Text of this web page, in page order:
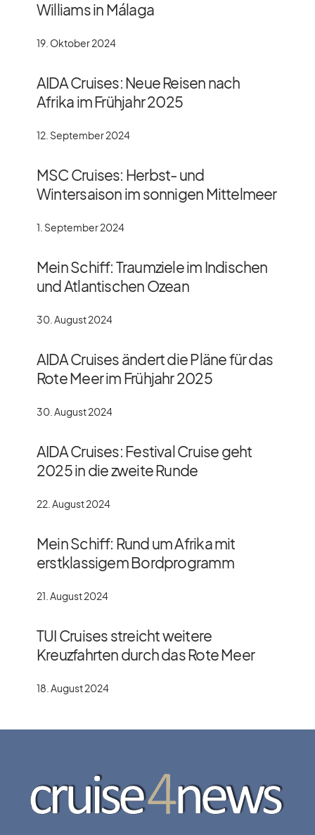
Williams in Málaga
19. Oktober 2024
AIDA Cruises: Neue Reisen nach
Afrika im Frühjahr 2025
12. September 2024
MSC Cruises: Herbst- und
Wintersaison im sonnigen Mittelmeer
1. September 2024
Mein Schiff: Traumziele im Indischen
und Atlantischen Ozean
30. August 2024
AIDA Cruises ändert die Pläne für das
Rote Meer im Frühjahr 2025
30. August 2024
AIDA Cruises: Festival Cruise geht
2025 in die zweite Runde
22. August 2024
Mein Schiff: Rund um Afrika mit
erstklassigem Bordprogramm
21. August 2024
TUI Cruises streicht weitere
Kreuzfahrten durch das Rote Meer
18. August 2024